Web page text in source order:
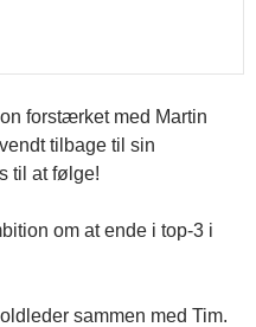
forstærket med Martin
tilbage til sin
til at følge!
om at ende i top-3 i
sammen med Tim.